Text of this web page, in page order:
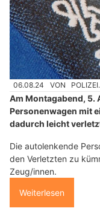
06.08.24 VON
Am Montagabend, 5.
Personenwagen mit
dadurch leicht
Die autolenkende
den Verletzten zu
Zeug/innen.
Weiterlesen